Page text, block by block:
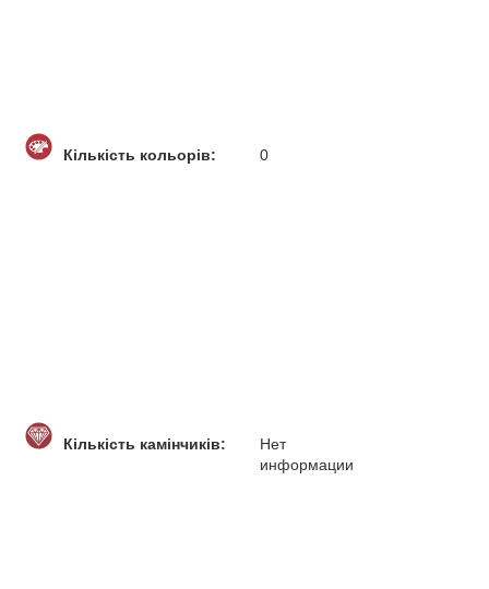
Кількість кольорів: 0
Кількість камінчиків:
Нет
информации